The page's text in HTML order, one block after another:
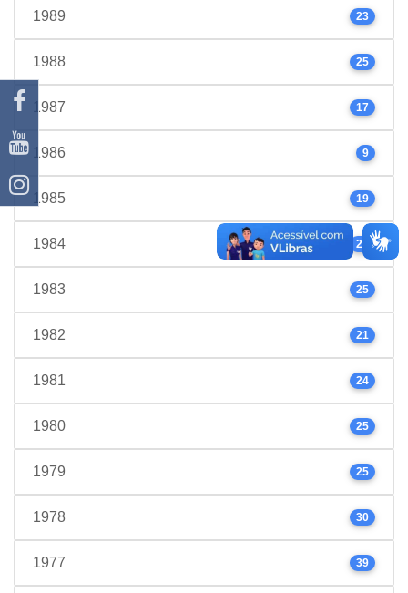
1989 23
1988 25
1987 17
1986 9
1985 19
1984 22
1983 25
1982 21
1981 24
1980 25
1979 25
1978 30
1977 39